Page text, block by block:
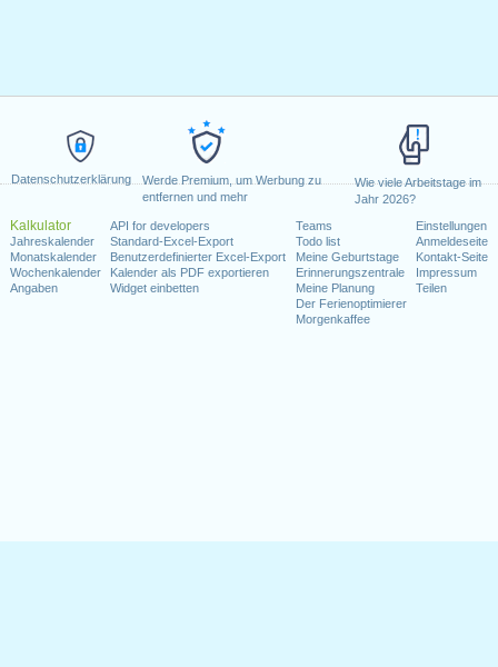
Datenschutzerklärung
Werde Premium, um Werbung zu
entfernen und mehr
Wie viele Arbeitstage im
Jahr 2026?
Kalkulator
Jahreskalender
Monatskalender
Wochenkalender
Angaben
API for developers
Standard-Excel-Export
Benutzerdefinierter Excel-Export
Kalender als PDF exportieren
Widget einbetten
Teams
Todo list
Meine Geburtstage
Erinnerungszentrale
Meine Planung
Der Ferienoptimierer
Morgenkaffee
Einstellungen
Anmeldeseite
Kontakt-Seite
Impressum
Teilen